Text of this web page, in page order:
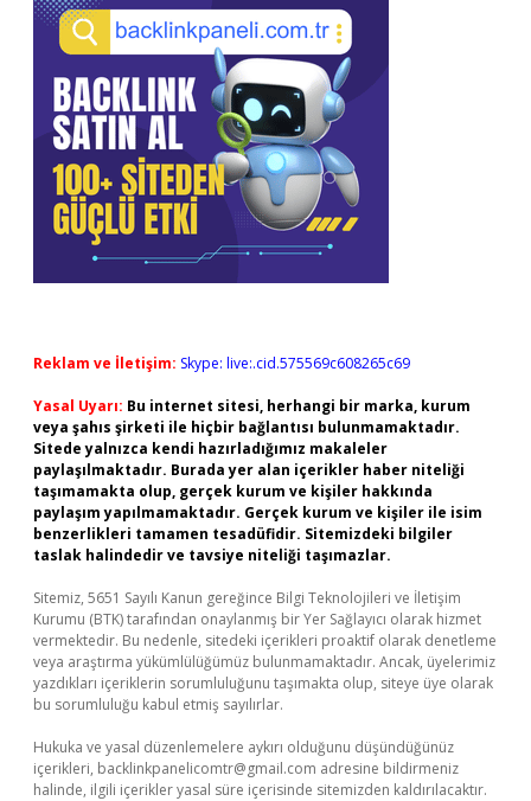
Reklam ve İletişim: Skype: live:.cid.575569c608265c69
Yasal Uyarı: Bu internet sitesi, herhangi bir marka, kurum
veya şahıs şirketi ile hiçbir bağlantısı bulunmamaktadır.
Sitede yalnızca kendi hazırladığımız makaleler
paylaşılmaktadır. Burada yer alan içerikler haber niteliği
taşımamakta olup, gerçek kurum ve kişiler hakkında
paylaşım yapılmamaktadır. Gerçek kurum ve kişiler ile isim
benzerlikleri tamamen tesadüfidir. Sitemizdeki bilgiler
taslak halindedir ve tavsiye niteliği taşımazlar.
Sitemiz, 5651 Sayılı Kanun gereğince Bilgi Teknolojileri ve İletişim
Kurumu (BTK) tarafından onaylanmış bir Yer Sağlayıcı olarak hizmet
vermektedir. Bu nedenle, sitedeki içerikleri proaktif olarak denetleme
veya araştırma yükümlülüğümüz bulunmamaktadır. Ancak, üyelerimiz
yazdıkları içeriklerin sorumluluğunu taşımakta olup, siteye üye olarak
bu sorumluluğu kabul etmiş sayılırlar.
Hukuka ve yasal düzenlemelere aykırı olduğunu düşündüğünüz
içerikleri, backlinkpanelicomtr@gmail.com adresine bildirmeniz
halinde, ilgili içerikler yasal süre içerisinde sitemizden kaldırılacaktır.